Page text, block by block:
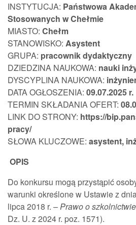
INSTYTUCJA: Państwowa
Stosowanych w Chełmie
MIASTO: Chełm
STANOWISKO: Asystent
GRUPA: pracownikdydaktyczny
DZIEDZINA NAUKOWA: nauki
DYSCYPLINA NAUKOWA:
DATA OGŁOSZENIA: 09.07.2025 r.
TERMIN SKŁADANIA OFERT:
LINK DO STRONY: https://
pracy/
SŁOWA KLUCZOWE: asystent,
OPIS
Do konkursu mogą przystąpić
warunki określone w Ustawie z
lipca 2018 r. –Prawo o
Dz. U. z 2024 r. poz. 1571).